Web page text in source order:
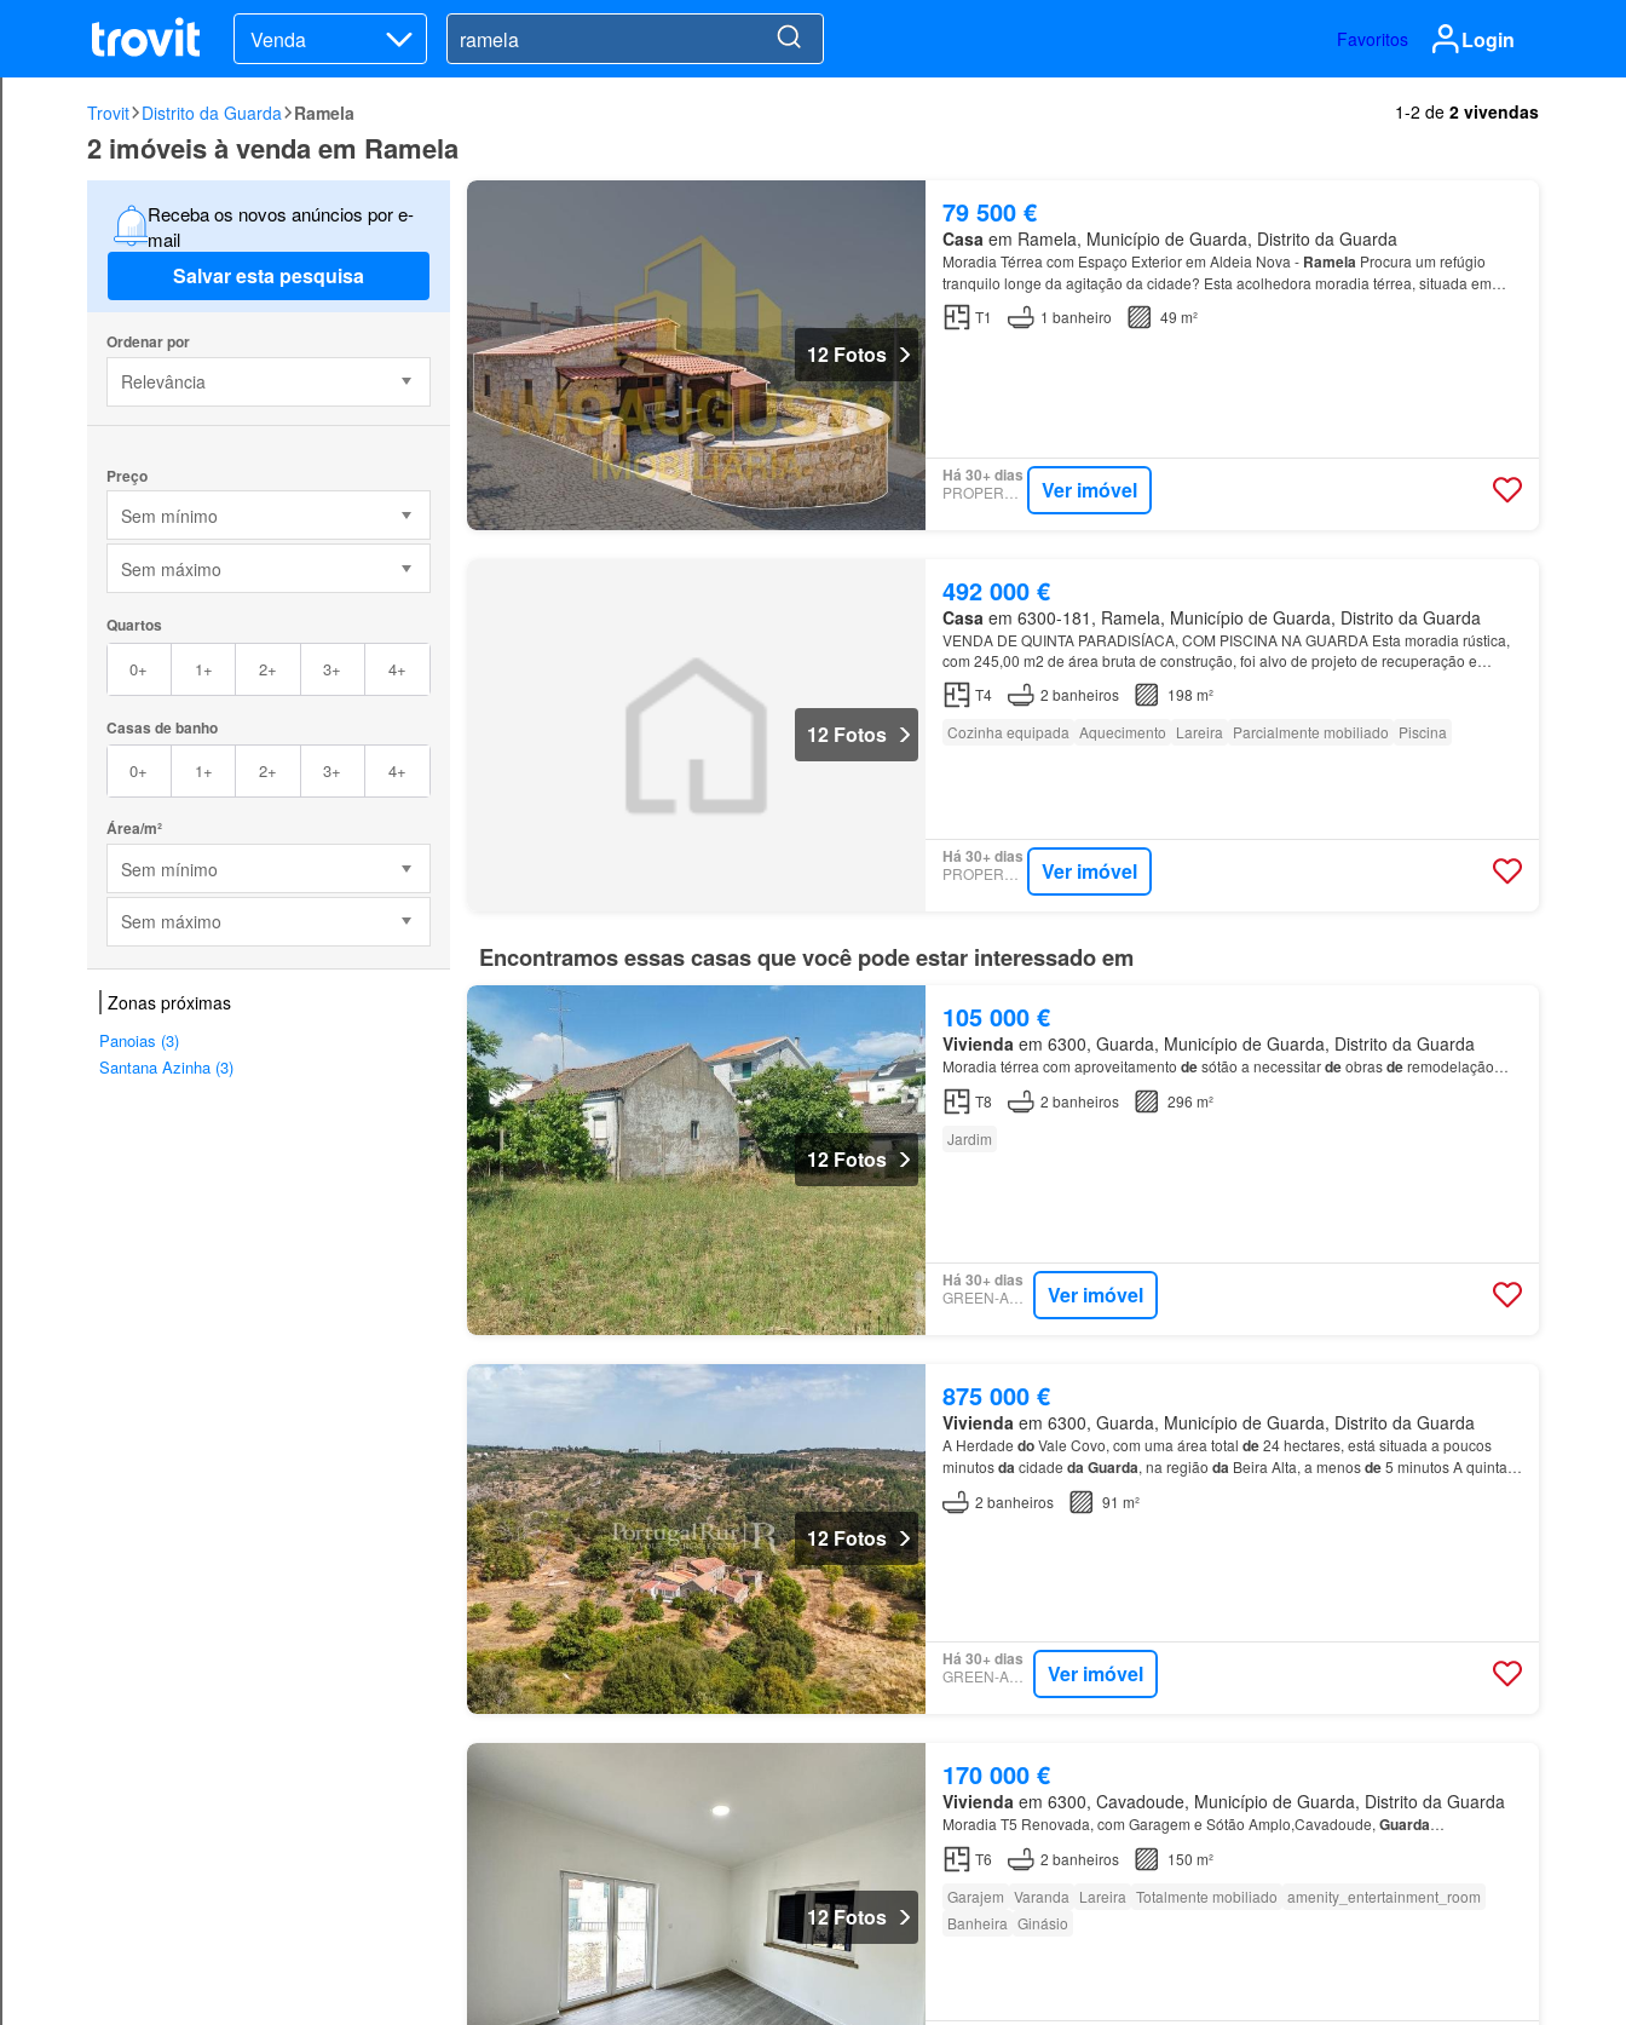
Venda Favoritos Login
Trovit Distrito da Guarda Ramela 1-2 de 2 vivendas
2 imóveis à venda em Ramela
Receba os novos anúncios por e-
mail
Salvar esta pesquisa
Ordenar por
Relevância
Preço
Sem mínimo
Sem máximo
Quartos
0+ 1+ 2+ 3+ 4+
Casas de banho
0+ 1+ 2+ 3+ 4+
Área/m²
Sem mínimo
Sem máximo
Zonas próximas
Panoias (3)
Santana Azinha (3)
12 Fotos
79 500 €
Casaem Ramela, Município de Guarda, Distrito da Guarda
Moradia Térrea com Espaço Exterior em Aldeia Nova - Ramela Procura um refúgio
tranquilo longe da agitação da cidade? Esta acolhedora moradia térrea, situada em
Aldeia Nova, na freguesia daRamela
T1 1 banheiro 49 m²
Há 30+ dias
PROPERSTAR Ver imóvel
12 Fotos
492 000 €
Casa em 6300-181, Ramela, Município de Guarda, Distrito da Guarda
VENDA DE QUINTA PARADISÍACA, COM PISCINA NA GUARDA Esta moradia rústica,
com 245,00 m2 de área bruta de construção, foi alvo de projeto de recuperação e
valorização/manutenção, encontrando-se inserida numa quinta paradisíaca…
T4 2 banheiros
198 m²
Cozinha equipada Aquecimento Lareira Parcialmente mobiliado Piscina
Há 30+ dias
Ver imóvel
Encontramos essas casas que você pode estar interessado em
12 Fotos
105 000 €
Vivienda em 6300, Guarda, Município de Guarda, Distrito da Guarda
Moradia térrea com aproveitamento desótão a necessitardeobrasderemodelação…
T8
2 banheiros
296 m²
Jardim
Há 30+ dias
GREEN-ACRES Ver imóvel
12 Fotos
875 000 €
Vivienda em 6300, Guarda, Município de Guarda, Distrito da Guarda
A Herdade doVale Covo, com uma área total de24 hectares, está situada a poucos
minutosda cidade da Guarda, na região da Beira Alta, a menosde5 minutos A quinta
beneficia
excelentes acessos e oferece vistas panorâmicas…
2 banheiros 91 m²
Há 30+ dias
GREEN-ACRES Ver imóvel
12 Fotos
170 000 €
Vivienda em 6300, Cavadoude, Município de Guarda, Distrito da Guarda
Moradia T5 Renovada, com Garagem e Sótão Amplo,Cavadoude, Guarda…
T6
2 banheiros
150 m²
Garajem Varanda Lareira Totalmente mobiliado amenity_entertainment_room
Banheira Ginásio